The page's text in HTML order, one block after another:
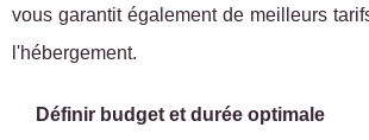
vous garantit également de meilleurs
l'hébergement.
Définir budget et durée optimale